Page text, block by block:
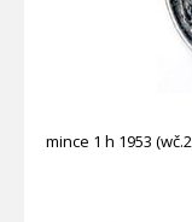
mince 1 h 1953